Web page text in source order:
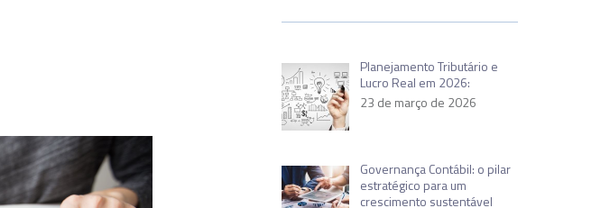
Planejamento Tributário e
Lucro Real em 2026:
23 de março de 2026
Governança Contábil: o pilar
estratégico para um
crescimento sustentável